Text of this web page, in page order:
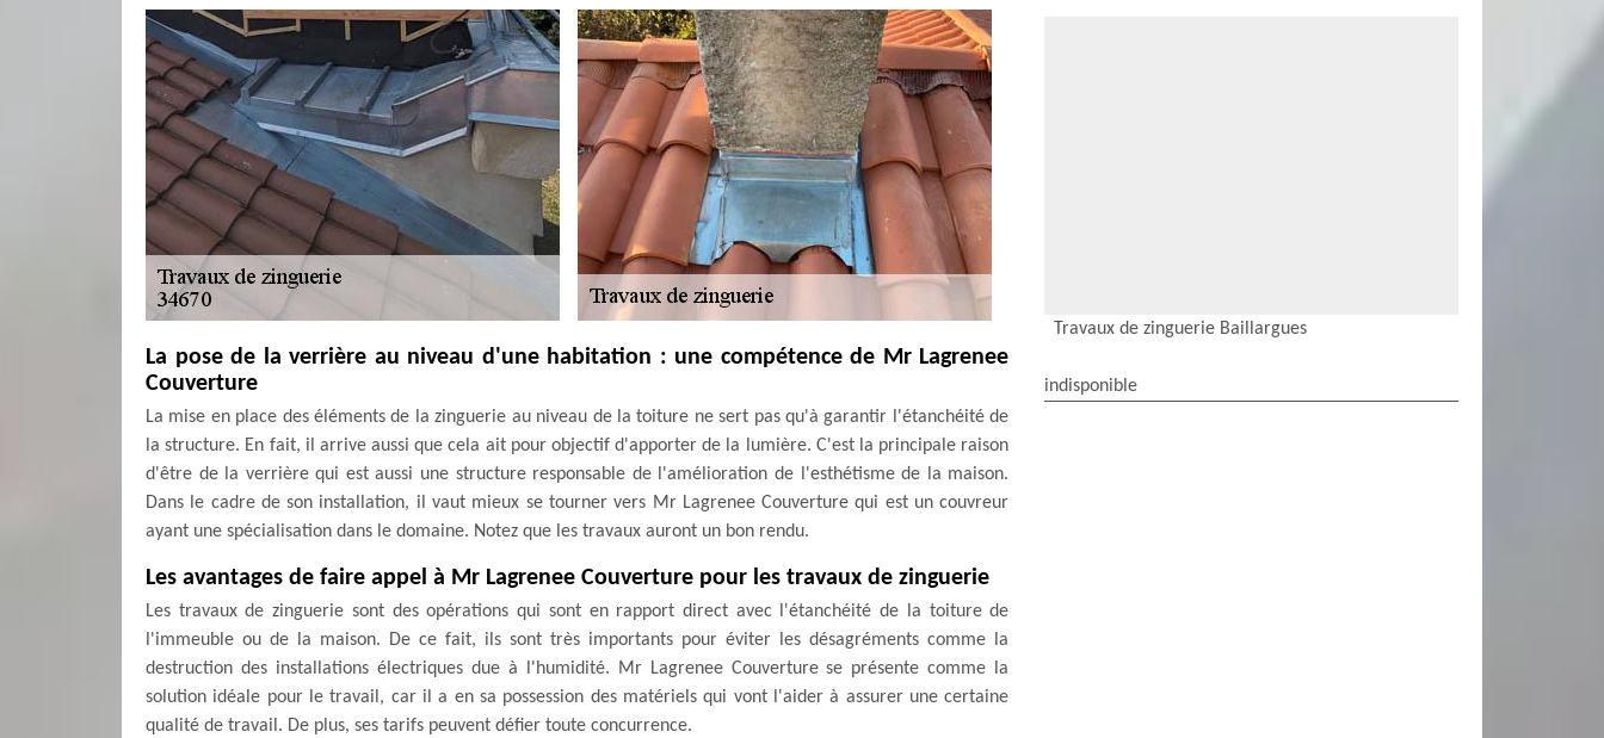
La pose de la verrière au niveau d'une habitation : une compétence de Mr Lagrenee
Couverture
La mise en place des éléments de la zinguerie au niveau de la toiture ne sert pas qu'à garantir l'étanchéité de
la structure. En fait, il arrive aussi que cela ait pour objectif d'apporter de la lumière. C'est la principale raison
d'être de la verrière qui est aussi une structure responsable de l'amélioration de l'esthétisme de la maison.
Dans le cadre de son installation, il vaut mieux se tourner vers Mr Lagrenee Couverture qui est un couvreur
ayant une spécialisation dans le domaine. Notez que les travaux auront un bon rendu.
Les avantages de faire appel à Mr Lagrenee Couverture pour les travaux de zinguerie
Les travaux de zinguerie sont des opérations qui sont en rapport direct avec l'étanchéité de la toiture de
l'immeuble ou de la maison. De ce fait, ils sont très importants pour éviter les désagréments comme la
destruction des installations électriques due à l'humidité. Mr Lagrenee Couverture se présente comme la
solution idéale pour le travail, car il a en sa possession des matériels qui vont l'aider à assurer une certaine
qualité de travail. De plus, ses tarifs peuvent défier toute concurrence.
Travaux de zinguerie Baillargues
indisponible